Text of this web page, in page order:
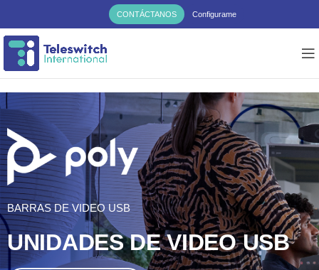
CONTÁCTANOS Configurame
BARRAS DE VIDEO USB
UNIDADES DE VIDEO USB ​